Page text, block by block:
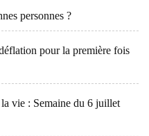
personnes ?
pour la première fois
la vie : Semaine du 6 juillet